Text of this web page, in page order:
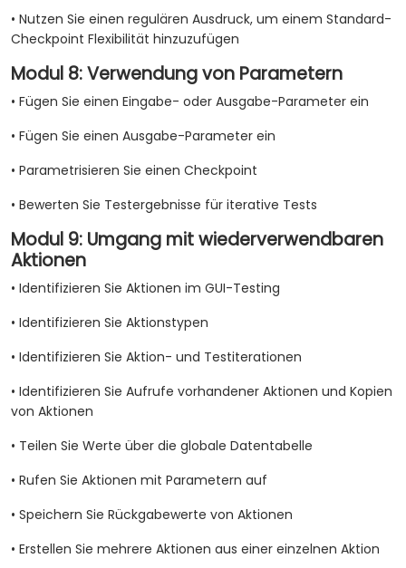
• Nutzen Sie einen regulären Ausdruck, um einem Standard-
Checkpoint Flexibilität hinzuzufügen
Modul 8: Verwendung von Parametern
• Fügen Sie einen Eingabe- oder Ausgabe-Parameter ein
• Fügen Sie einen Ausgabe-Parameter ein
• Parametrisieren Sie einen Checkpoint
• Bewerten Sie Testergebnisse für iterative Tests
Modul 9: Umgang mit wiederverwendbaren
Aktionen
• Identifizieren Sie Aktionen im GUI-Testing
• Identifizieren Sie Aktionstypen
• Identifizieren Sie Aktion- und Testiterationen
• Identifizieren Sie Aufrufe vorhandener Aktionen und Kopien
von Aktionen
• Teilen Sie Werte über die globale Datentabelle
• Rufen Sie Aktionen mit Parametern auf
• Speichern Sie Rückgabewerte von Aktionen
• Erstellen Sie mehrere Aktionen aus einer einzelnen Aktion